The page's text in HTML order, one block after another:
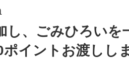
し、ごみひろいを
ポイントお渡しし
に導入を